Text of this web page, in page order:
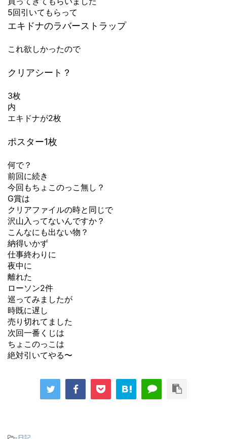
5回引いてもらって
エキドナのラバーストラップ
これ欲しかったので
クリアシート？
3枚
内
エキドナが2枚
ポスター1枚
何で？
前回に続き
今回もちょこのっこ無し？
G賞は
クリアファイルの時と同じで
沢山入ってないんですか？
こんなにも出ない物？
納得いかず
仕事終わりに
夜中に
離れた
ローソン2件
巡ってみましたが
時既に遅し
売り切れてました
次回一番くじは
ちょこのっこは
絶対引いてやる〜
-日記